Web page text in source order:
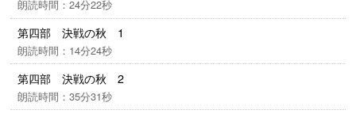
朗読時間：24分22秒
第四部 決戦の秋 1
朗読時間：14分24秒
第四部 決戦の秋 2
朗読時間：35分31秒